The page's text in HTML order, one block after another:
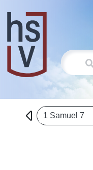
1 Samuel 7